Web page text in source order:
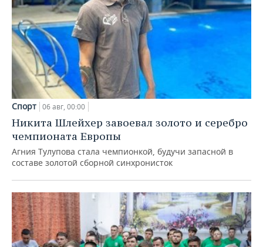
Спорт 06 авг, 00:00
Никита Шлейхер завоевал золото и серебро
чемпионата Европы
Агния Тулупова стала чемпионкой, будучи запасной в
составе золотой сборной синхронисток